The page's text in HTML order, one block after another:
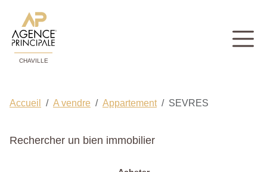
CHAVILLE
Accueil A vendre Appartement SEVRES
Rechercher un bien immobilier